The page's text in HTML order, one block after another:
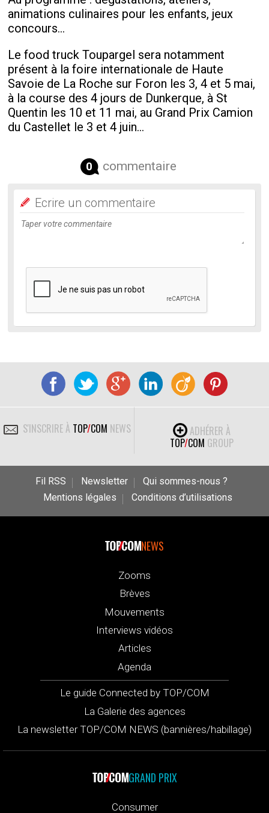
animations culinaires pour les enfants, jeux
concours…
Le food truck Toupargel sera notamment
présent à la foire internationale de Haute
Savoie de La Roche sur Foron les 3, 4 et 5 mai,
à la course des 4 jours de Dunkerque, à St
Quentin les 10 et 11 mai, au Grand Prix Camion
du Castellet le 3 et 4 juin…
0 commentaire
Ecrire un commentaire
S'INSCRIRE À TOP/COM NEWS
ADHÉRER À
TOP/COM GROUP
Fil RSS Newsletter
Qui sommes-nous ?
Mentions légales
Conditions d’utilisations
NEWS
Zooms
Brèves
Mouvements
Interviews vidéos
Articles
Agenda
Le guide Connected by TOP/COM
La Galerie des agences
La newsletter TOP/COM NEWS (bannières/habillage)
GRAND PRIX
Consumer